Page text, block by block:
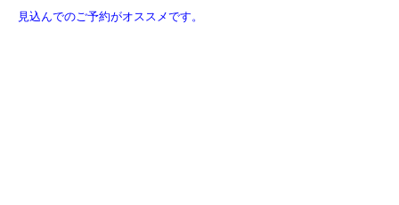
見込んでのご予約がオススメです。